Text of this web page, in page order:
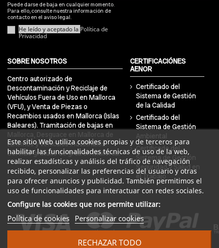
Este sitio Web utiliza cookies propias y de terceros para
habilitar las funcionalidades técnicas de uso de la web,
realizar estadísticas y análisis del tráfico de navegación
recibido, personalizar las preferencias del usuario y otras
para ofrecer anuncios y publicidad. También permitimos el
uso de funcionalidades para interactuar con redes sociales.
Configure las cookies que nos permite utilizar:
Política de cookies Personalizar cookies
RECHAZAR TODO
Puede darse de baja en cualquier momento.
Para ello, consulte nuestra información de
contacto en el aviso legal.
He leído y aceptado la Política de
Privacidad
SOBRE NOSOTROS
Centro autorizado de
Descontaminación y Reciclaje de
Vehículos Fuera de Uso en Mallorca
(VFU), y Venta de Piezas o
Recambios usados en Mallorca (Islas
Baleares). Tramitación de bajas en
Mallorca, Desguace en Mallorca de
turismos y vehículos industriales.
Servicio gratuito de grúa en Mallorca.
CERTIFICACIÓNES
AENOR
Certificado del
Sistema de Gestión
de la Calidad
Certificado del
Sistema de Gestión
Ambiental
Certificado del
Sistema de Gestión
Seguridad y Salud en
el Trabajo